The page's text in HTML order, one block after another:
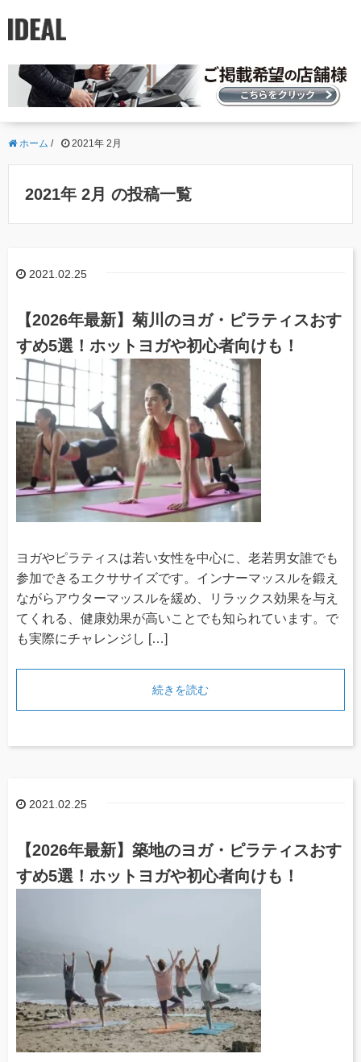
ホーム / 2021年 2月
2021年 2月 の投稿一覧
2021.02.25
【2026年最新】菊川のヨガ・ピラティスおす
すめ5選！ホットヨガや初心者向けも！
ヨガやピラティスは若い女性を中心に、老若男女誰でも
参加できるエクササイズです。インナーマッスルを鍛え
ながらアウターマッスルを緩め、リラックス効果を与え
てくれる、健康効果が高いことでも知られています。で
も実際にチャレンジし […]
続きを読む
2021.02.25
【2026年最新】築地のヨガ・ピラティスおす
すめ5選！ホットヨガや初心者向けも！